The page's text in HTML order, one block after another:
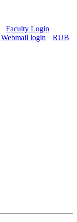
Faculty Login
Webmail login
RUB